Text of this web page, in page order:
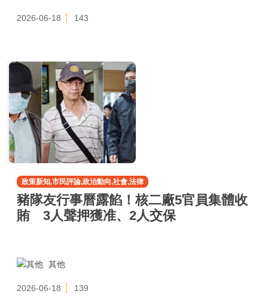
2026-06-18 143
政策新知,市民評論,政治動向,社會,法律
豬隊友行事曆露餡！核二廠5官員集體收
賄 3人聲押獲准、2人交保
其他
2026-06-18 139